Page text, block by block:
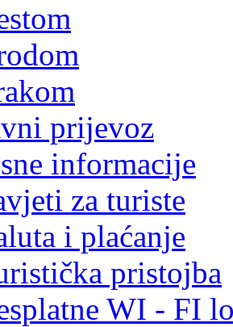
prijevoz
informacije
za turiste
i plaćanje
pristojba
WI - FI